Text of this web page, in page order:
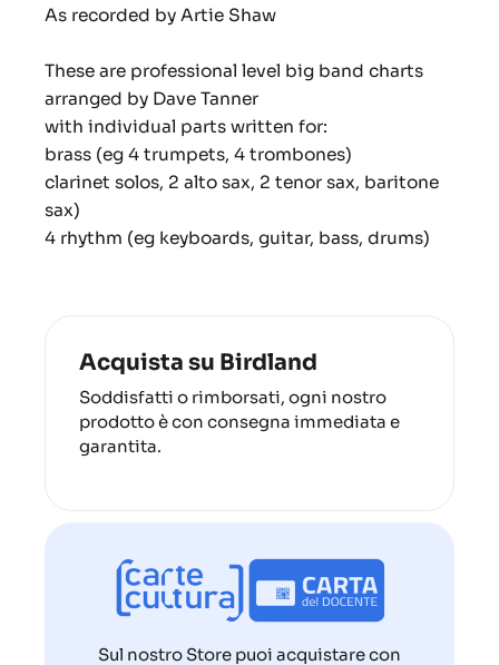
As recorded by Artie Shaw
These are professional level big band charts
arranged by Dave Tanner
with individual parts written for:
brass (eg 4 trumpets, 4 trombones)
clarinet solos, 2 alto sax, 2 tenor sax, baritone
sax)
4 rhythm (eg keyboards, guitar, bass, drums)
Acquista su Birdland
Soddisfatti o rimborsati, ogni nostro
prodotto è con consegna immediata e
garantita.
Sul nostro Store puoi acquistare con